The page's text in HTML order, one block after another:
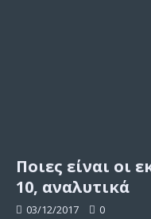
Ποιες είναι οι
10, αναλυτικά
03/12/2017
0